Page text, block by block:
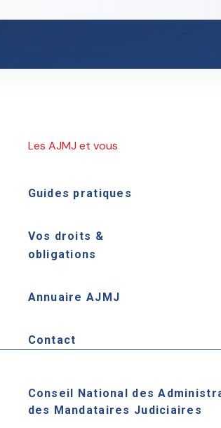
Les AJMJ et vous
Guides pratiques
Vos droits &
obligations
Annuaire AJMJ
Contact
Conseil National des
des Mandataires Judiciaires